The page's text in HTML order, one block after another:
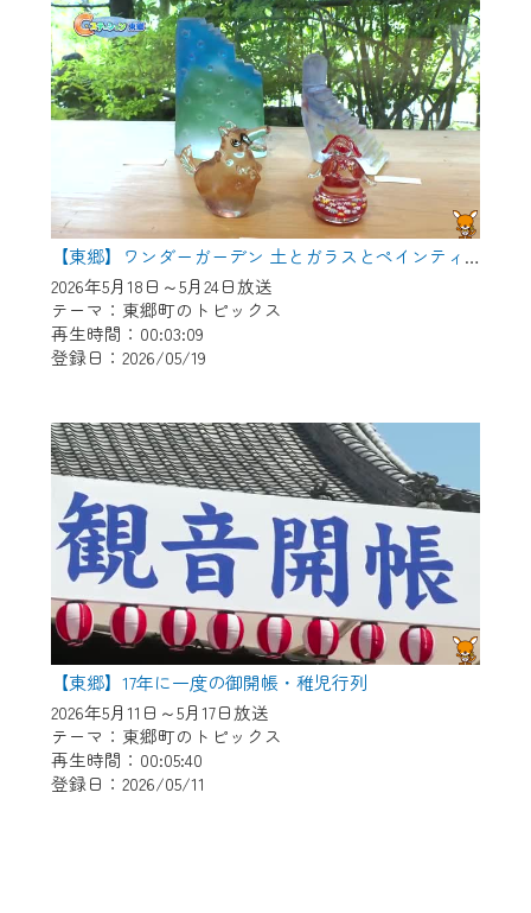
【東郷】ワンダーガーデン 土とガラスとペインティング
2026年5月18日～5月24日放送
テーマ：東郷町のトピックス
再生時間：00:03:09
登録日：2026/05/19
【東郷】17年に一度の御開帳・稚児行列
2026年5月11日～5月17日放送
テーマ：東郷町のトピックス
再生時間：00:05:40
登録日：2026/05/11